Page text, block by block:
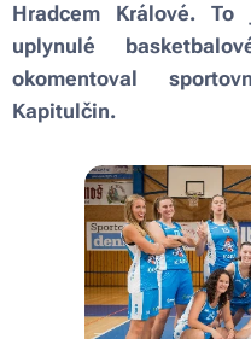
Hradcem Králové.
uplynulé
okomentoval
Kapitulčin.